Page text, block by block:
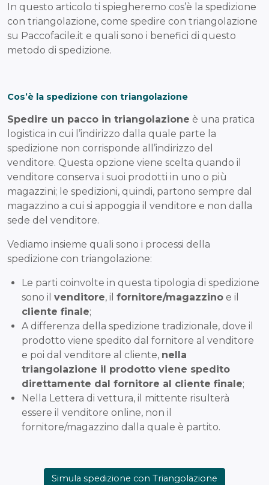
In questo articolo ti spiegheremo cos’è la spedizione
con triangolazione, come spedire con triangolazione
su Paccofacile.it e quali sono i benefici di questo
metodo di spedizione.
Cos’è la spedizione con triangolazione
Spedire un pacco in triangolazione è una pratica
logistica in cui l’indirizzo dalla quale parte la
spedizione non corrisponde all’indirizzo del
venditore. Questa opzione viene scelta quando il
venditore conserva i suoi prodotti in uno o più
magazzini; le spedizioni, quindi, partono sempre dal
magazzino a cui si appoggia il venditore e non dalla
sede del venditore.
Vediamo insieme quali sono i processi della
spedizione con triangolazione:
Le parti coinvolte in questa tipologia di spedizione
sono il venditore, il fornitore/magazzino e il
cliente finale;
A differenza della spedizione tradizionale, dove il
prodotto viene spedito dal fornitore al venditore
e poi dal venditore al cliente, nella
triangolazione il prodotto viene spedito
direttamente dal fornitore al cliente finale;
Nella Lettera di vettura, il mittente risulterà
essere il venditore online, non il
fornitore/magazzino dalla quale è partito.
Simula spedizione con Triangolazione